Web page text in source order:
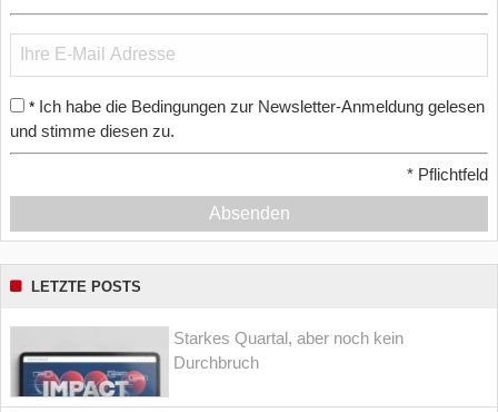
* Ich habe die Bedingungen zur Newsletter-Anmeldung gelesen
und stimme diesen zu.
* Pflichtfeld
Absenden
LETZTE POSTS
Starkes Quartal, aber noch kein
Durchbruch